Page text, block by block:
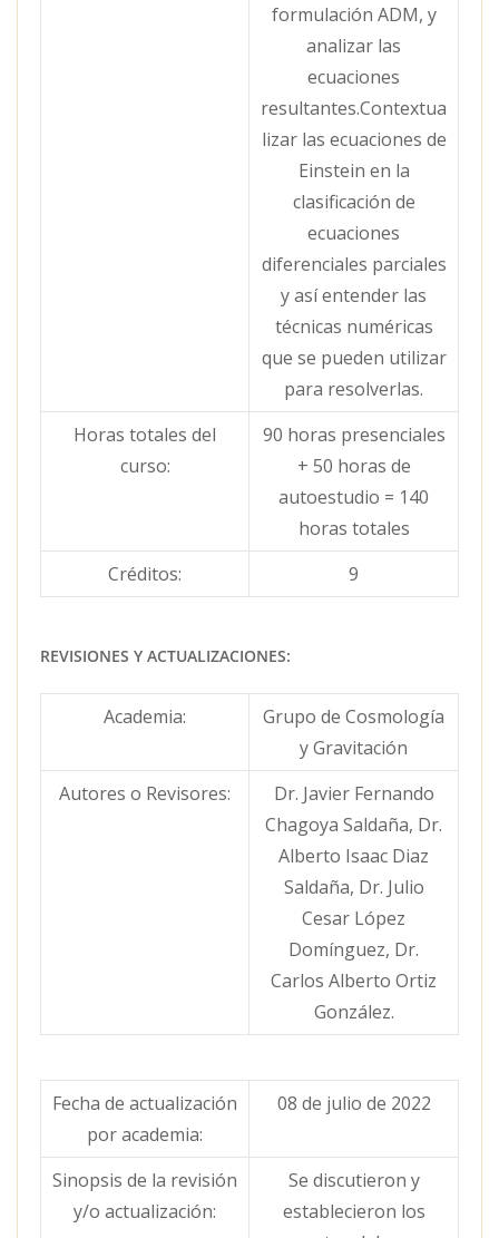
formulación ADM, y
analizar las
ecuaciones
resultantes.Contextua
lizar las ecuaciones de
Einstein en la
clasificación de
ecuaciones
diferenciales parciales
y así entender las
técnicas numéricas
que se pueden utilizar
para resolverlas.
Horas totales del
curso:
90 horas presenciales
+ 50 horas de
autoestudio = 140
horas totales
Créditos:
9
REVISIONES Y ACTUALIZACIONES:
Academia:
Grupo de Cosmología
y Gravitación
Autores o Revisores:
Dr. Javier Fernando
Chagoya Saldaña, Dr.
Alberto Isaac Diaz
Saldaña, Dr. Julio
Cesar López
Domínguez, Dr.
Carlos Alberto Ortiz
González.
Fecha de actualización
por academia:
08 de julio de 2022
Sinopsis de la revisión
y/o actualización:
Se discutieron y
establecieron los